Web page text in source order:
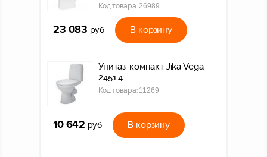
Код товара: 26989
23 083 руб В корзину
Унитаз-компакт Jika Vega
2451.4
Код товара: 11269
10 642 руб В корзину